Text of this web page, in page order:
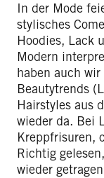
In der Mode
stylisches
Hoodies, Lack
Modern
haben auch
Beautytrends
Hairstyles aus
wieder da. Bei
Kreppfrisuren,
Richtig
wieder